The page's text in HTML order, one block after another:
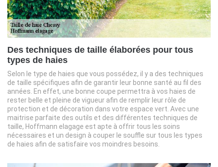
Des techniques de taille élaborées pour tous
types de haies
Selon le type de haies que vous possédez, il y a des techniques
de taille spécifiques afin de garantir leur bonne santé au fil des
années. En effet, une bonne coupe permettra à vos haies de
rester belle et pleine de vigueur afin de remplir leur rôle de
protection et de décoration dans votre espace vert. Avec une
maitrise parfaite des outils et des différentes techniques de
taille, Hoffmann elagage est apte à offrir tous les soins
nécessaires et un design à couper le souffle sur tous les types
de haies afin de satisfaire vos moindres besoins.